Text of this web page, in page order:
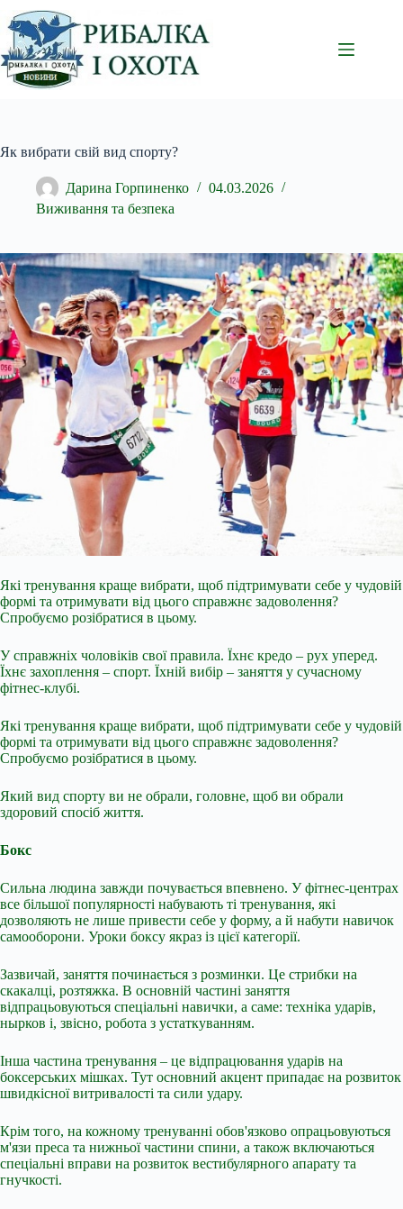
Перейти
до
вмісту
Як вибрати свій вид спорту?
Дарина Горпиненко
04.03.2026
Виживання та безпека
Які тренування краще вибрати, щоб підтримувати себе у чудовій
формі та отримувати від цього справжнє задоволення?
Спробуємо розібратися в цьому.
У справжніх чоловіків свої правила. Їхнє кредо – рух уперед.
Їхнє захоплення – спорт. Їхній вибір – заняття у сучасному
фітнес-клубі.
Які тренування краще вибрати, щоб підтримувати себе у чудовій
формі та отримувати від цього справжнє задоволення?
Спробуємо розібратися в цьому.
Який вид спорту ви не обрали, головне, щоб ви обрали
здоровий спосіб життя.
Бокс
Сильна людина завжди почувається впевнено. У фітнес-центрах
все більшої популярності набувають ті тренування, які
дозволяють не лише привести себе у форму, а й набути навичок
самооборони. Уроки боксу якраз із цієї категорії.
Зазвичай, заняття починається з розминки. Це стрибки на
скакалці, розтяжка. В основній частині заняття
відпрацьовуються спеціальні навички, а саме: техніка ударів,
нырков і, звісно, робота з устаткуванням.
Інша частина тренування – це відпрацювання ударів на
боксерських мішках. Тут основний акцент припадає на розвиток
швидкісної витривалості та сили удару.
Крім того, на кожному тренуванні обов'язково опрацьовуються
м'язи преса та нижньої частини спини, а також включаються
спеціальні вправи на розвиток вестибулярного апарату та
гнучкості.